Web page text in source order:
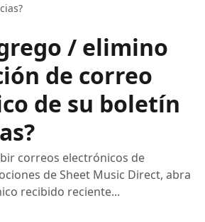
/ elimino
de correo
de su boletín
correos electrónicos de
de Sheet Music Direct, abra
recibido reciente...